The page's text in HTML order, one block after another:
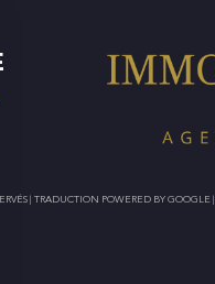
| TRADUCTION POWERED BY GOOGLE |